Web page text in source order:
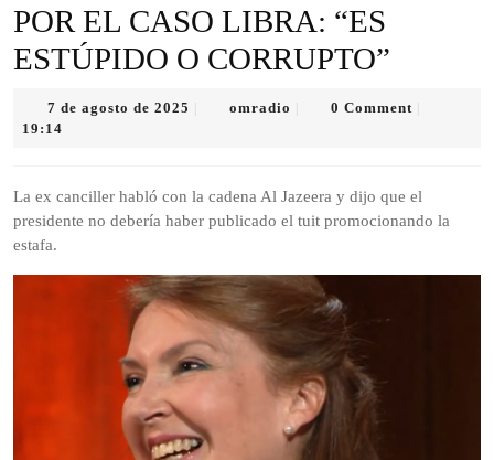
POR EL CASO LIBRA: “ES
ESTÚPIDO O CORRUPTO”
7 de agosto de 2025
2025
omradio omradio0 Comment
19:14
La ex canciller habló con la cadena Al Jazeera y dijo que el
presidente no debería haber publicado el tuit promocionando la
estafa.